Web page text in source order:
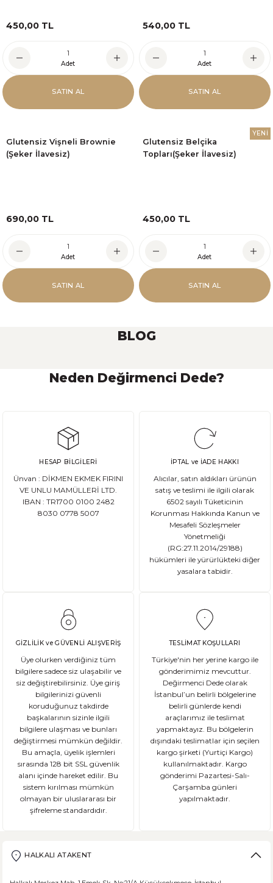
450,00 TL
Adet
SATIN AL
540,00 TL
Adet
SATIN AL
Glutensiz Vişneli Brownie
(Şeker İlavesiz)
690,00 TL
Adet
SATIN AL
YENİ
Glutensiz Belçika
Topları(Şeker İlavesiz)
450,00 TL
Adet
SATIN AL
BLOG
Ekşi Maya Nasıl Beslenmeli ve Saklanmalı?
Ata Tohum Nedir?
Ata tohum, tarımda kullanılan ve genetik olarak değişmemiş olan
Glutensiz Yaşamın Temelleri: Gluten Nedir ve Neden Önemlidir?
DEVAMI
Ekşi Mayalı Ekmek Tüketmemiz için 10 Neden
Ekmek ve ekmek ürünleri için sağlıklı olmadıklarına dair kötü bir
DEVAMI
Şeker Hastaları Hangi Tür Ekmekleri Tüketmelidir?
Neden Değirmenci Dede?
HESAP BİLGİLERİ
Ünvan : DİKMEN EKMEK FIRINI
VE UNLU MAMÜLLERİ LTD.
IBAN : TR1700 0100 2482
8030 0778 5007
İPTAL ve İADE HAKKI
Alıcılar, satın aldıkları ürünün
satış ve teslimi ile ilgili olarak
6502 sayılı Tüketicinin
Korunması Hakkında Kanun ve
Mesafeli Sözleşmeler
Yönetmeliği
(RG:27.11.2014/29188)
hükümleri ile yürürlükteki diğer
yasalara tabidir.
GİZLİLİK ve GÜVENLİ ALIŞVERİŞ
Üye olurken verdiğiniz tüm
bilgilere sadece siz ulaşabilir ve
siz değiştirebilirsiniz. Üye giriş
bilgilerinizi güvenli
koruduğunuz takdirde
başkalarının sizinle ilgili
bilgilere ulaşması ve bunları
değiştirmesi mümkün değildir.
Bu amaçla, üyelik işlemleri
sırasında 128 bit SSL güvenlik
alanı içinde hareket edilir. Bu
sistem kırılması mümkün
olmayan bir uluslararası bir
şifreleme standardıdır.
TESLİMAT KOŞULLARI
Türkiye'nin her yerine kargo ile
gönderimimiz mevcuttur.
Değirmenci Dede olarak
İstanbul’un belirli bölgelerine
belirli günlerde kendi
araçlarımız ile teslimat
yapmaktayız. Bu bölgelerin
dışındaki teslimatlar için seçilen
kargo şirketi (Yurtiçi Kargo)
kullanılmaktadır. Kargo
gönderimi Pazartesi-Salı-
Çarşamba günleri
yapılmaktadır.
HALKALI ATAKENT